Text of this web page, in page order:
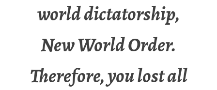
world dictatorship,
New World Order.
Therefore, you lost all